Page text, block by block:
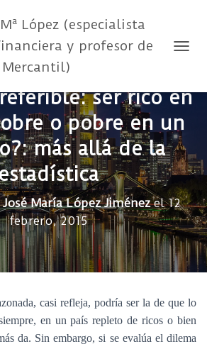
López (especialista
y profesor de
Mercantil)
ser rico en
o pobre en un
más allá de la
José María López Jiménezel12
febrero, 2015
casi refleja, podría ser la de que lo
en un país repleto de ricos o bien
da. Sin embargo, si se evalúa el dilema